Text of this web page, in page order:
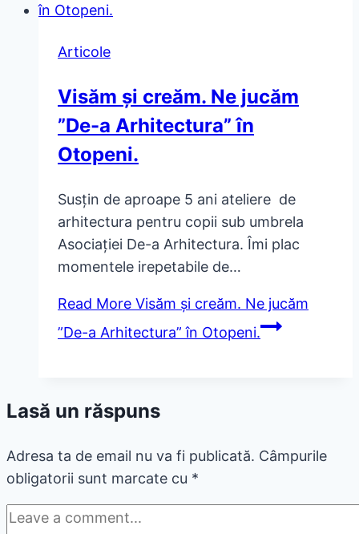
Articole
Visăm și creăm. Ne jucăm
”De-a Arhitectura” în
Otopeni.
Susțin de aproape 5 ani ateliere de
arhitectura pentru copii sub umbrela
Asociației De-a Arhitectura. Îmi plac
momentele irepetabile de…
Read More Visăm și creăm. Ne jucăm
”De-a Arhitectura” în Otopeni.
Lasă un răspuns
Adresa ta de email nu va fi publicată. Câmpurile
obligatorii sunt marcate cu *